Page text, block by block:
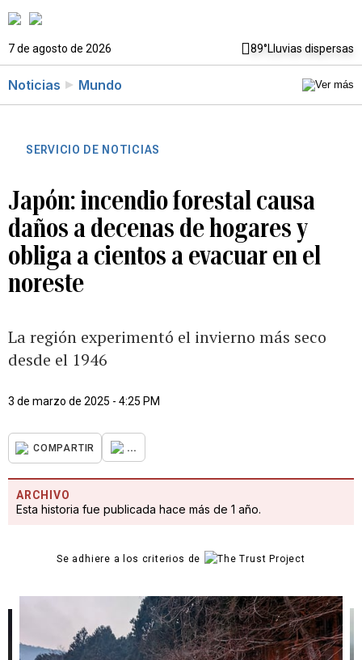
7 de agosto de 2026 89°Lluvias dispersas
Noticias Mundo
SERVICIO DE NOTICIAS
Japón: incendio forestal causa
daños a decenas de hogares y
obliga a cientos a evacuar en el
noreste
La región experimentó el invierno más seco
desde el 1946
3 de marzo de 2025 - 4:25 PM
COMPARTIR ...
ARCHIVO
Esta historia fue publicada hace más de 1 año.
Se adhiere a los criterios de